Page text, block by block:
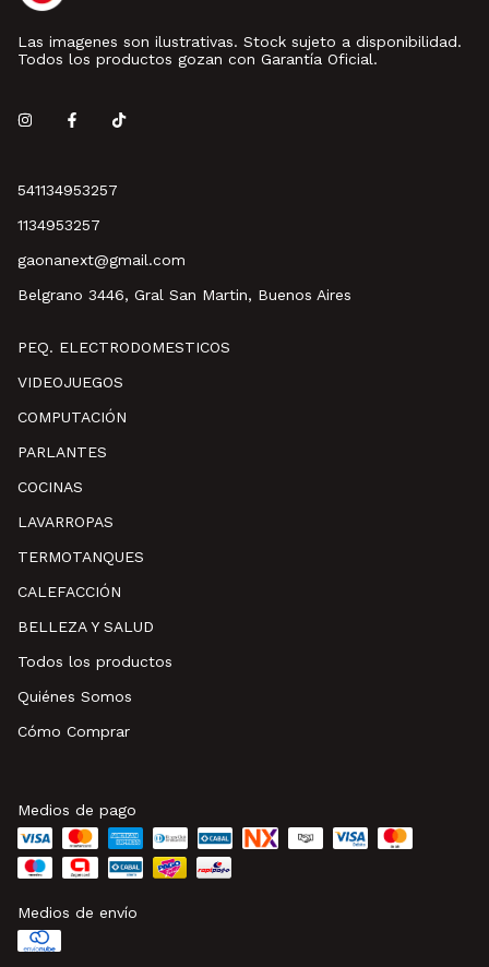
Las imagenes son ilustrativas. Stock sujeto a disponibilidad.
Todos los productos gozan con Garantía Oficial.
541134953257
1134953257
gaonanext@gmail.com
Belgrano 3446, Gral San Martin, Buenos Aires
PEQ. ELECTRODOMESTICOS
VIDEOJUEGOS
COMPUTACIÓN
PARLANTES
COCINAS
LAVARROPAS
TERMOTANQUES
CALEFACCIÓN
BELLEZA Y SALUD
Todos los productos
Quiénes Somos
Cómo Comprar
Medios de pago
Medios de envío